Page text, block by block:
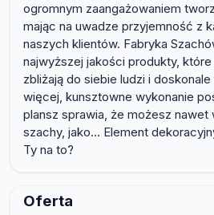
ogromnym zaangażowaniem
mając na uwadze przyjemność z
naszych klientów. Fabryka
najwyższej jakości produkty,
zbliżają do siebie ludzi i doskonale
więcej, kunsztowne wykonanie
plansz sprawia, że możesz
szachy, jako… Element
Ty na to?
Oferta